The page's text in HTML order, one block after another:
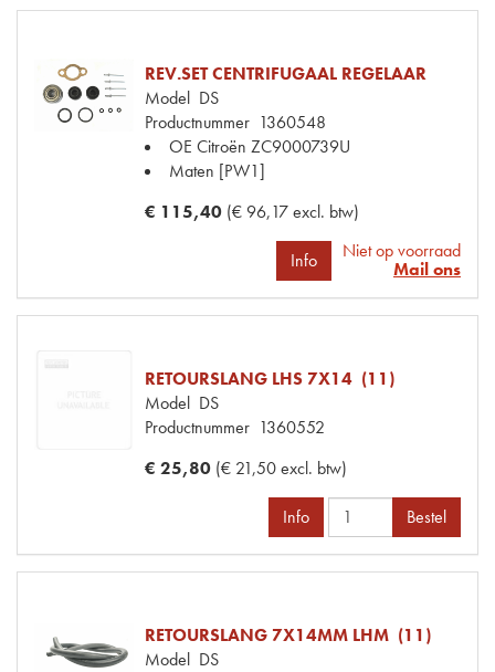
REV.SET CENTRIFUGAAL REGELAAR
Model DS
Productnummer 1360548
OE Citroën ZC9000739U
Maten [PW1]
€ 115,40 (€ 96,17 excl. btw)
Info
Niet op voorraad
Mail ons
RETOURSLANG LHS 7X14 (11)
Model DS
Productnummer 1360552
€ 25,80 (€ 21,50 excl. btw)
Info Bestel
RETOURSLANG 7X14MM LHM (11)
Model DS